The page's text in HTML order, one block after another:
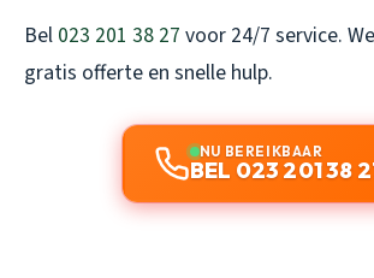
Bel 023 201 38 27 voor 24/7 service.
gratis offerte en snelle hulp.
NU BEREIKBAAR
BEL 023 201 38